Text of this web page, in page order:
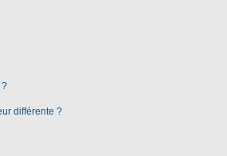
?
différente ?